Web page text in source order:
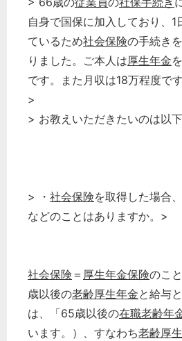
自身で国保に加入しており、
ているため社会保険の手続き
りました。ご本人は厚生年金
です。また月収は18万程度です
>
> お教えいただきたいのは以下
> ・ 社会保険を取得した場合
などのことはありますか。>
社会保険 ＝ 厚生年金保険のこ
歳以後の老齢厚生年金と給与
は、「65歳以後の在職老齢年
います。）、すなわち老齢厚